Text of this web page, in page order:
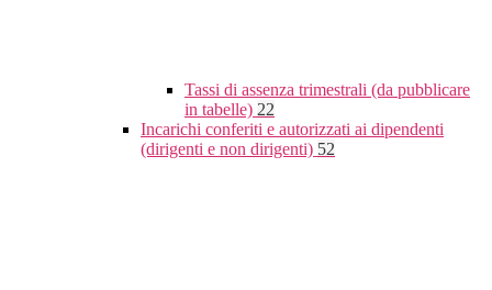
Tassi di assenza trimestrali (da pubblicare
in tabelle) 22
Incarichi conferiti e autorizzati ai dipendenti
(dirigenti e non dirigenti) 52